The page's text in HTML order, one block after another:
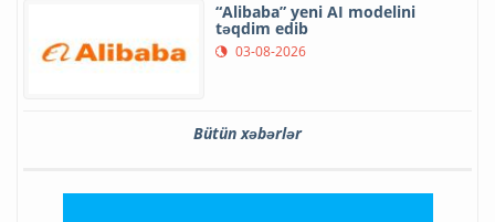
“Alibaba” yeni AI modelini
təqdim edib
03-08-2026
Bütün xəbərlər